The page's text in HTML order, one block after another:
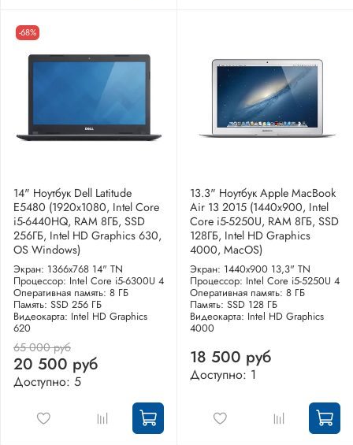
-68%
14" Ноутбук Dell Latitude
E5480 (1920х1080, Intel Core
i5-6440HQ, RAM 8ГБ, SSD
256ГБ, Intel HD Graphics 630,
OS Windows)
Экран: 1366x768 14" TN
Процессор: Intel Core i5-6300U 4
Оперативная память: 8 ГБ
Память: SSD 256 ГБ
Видеокарта: Intel HD Graphics
620
65 000 руб
20 500 руб
Доступно: 5
13.3" Ноутбук Apple MacBook
Air 13 2015 (1440x900, Intel
Core i5-5250U, RAM 8ГБ, SSD
128ГБ, Intel HD Graphics
4000, MacOS)
Экран: 1440x900 13,3" TN
Процессор: Intel Core i5-5250U 4
Оперативная память: 8 ГБ
Память: SSD 128 ГБ
Видеокарта: Intel HD Graphics
4000
18 500 руб
Доступно: 1